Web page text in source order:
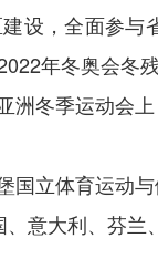
设，全面参
年冬奥会冬
冬季运动会
立体育运动
意大利、芬